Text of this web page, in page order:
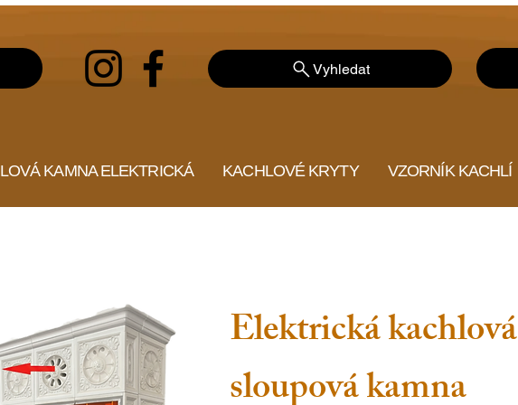
KAMNA ELEKTRICKÁ KACHLOVÉ KRYTY VZORNÍK KACHLÍ
Vyhledat
Elektrická kachlová
sloupová kamna